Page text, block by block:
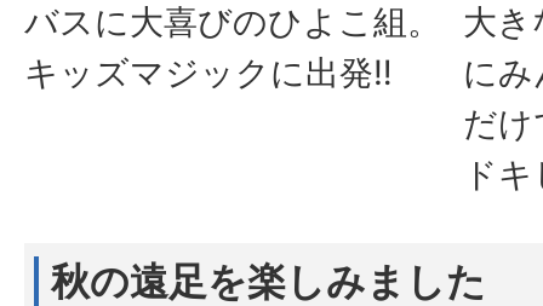
バスに大喜びのひよこ組。
キッズマジックに出発‼
大
に
だけ
ド
秋の遠足を楽しみました